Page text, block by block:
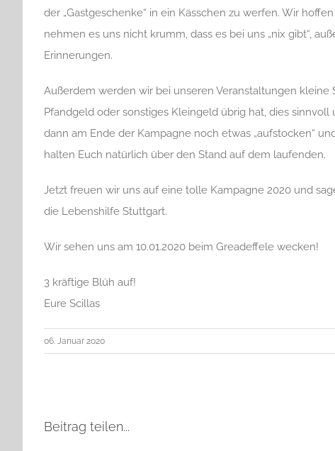
der „Gastgeschenke“ in ein Kässchen zu werfen. Wir
nehmen es uns nicht krumm, dass es bei uns „nix gibt“,
Erinnerungen.
Außerdem werden wir bei unseren Veranstaltungen
Pfandgeld oder sonstiges Kleingeld übrig hat, dies
dann am Ende der Kampagne noch etwas „aufstocken“
halten Euch natürlich über den Stand auf dem laufenden.
Jetzt freuen wir uns auf eine tolle Kampagne 2020 und
die Lebenshilfe Stuttgart.
Wir sehen uns am 10.01.2020 beim Greadeffele wecken!
3 kräftige Blüh auf!
Eure Scillas
06. Januar 2020
Beitrag teilen...